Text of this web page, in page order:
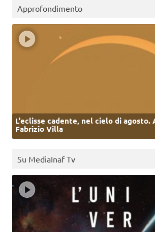
Approfondimento
L’eclisse cadente, nel cielo di agosto.
Fabrizio Villa
Su MediaInaf Tv